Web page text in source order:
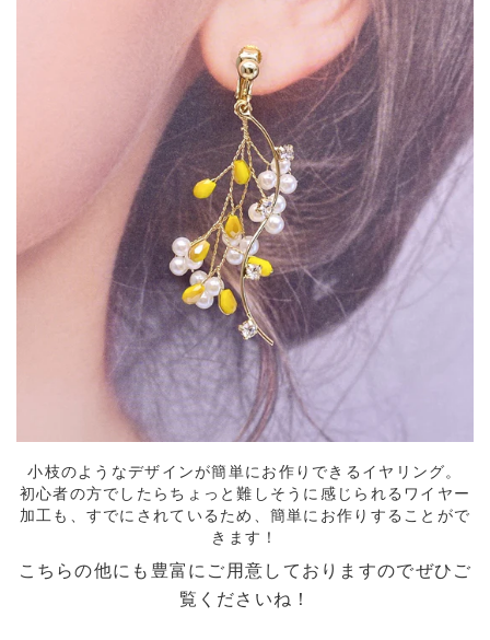
小枝のようなデザインが簡単にお作りできるイヤリング。
初心者の方でしたらちょっと難しそうに感じられるワイヤー
加工も、すでにされているため、簡単にお作りすることがで
きます！
こちらの他にも豊富にご用意しておりますのでぜひご
覧くださいね！